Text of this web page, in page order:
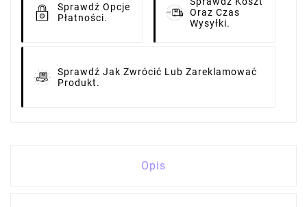
Sprawdź Opcje
Płatności.
Oraz Czas
Wysyłki.
Sprawdź Jak Zwrócić Lub Zareklamować
Produkt.
Opis